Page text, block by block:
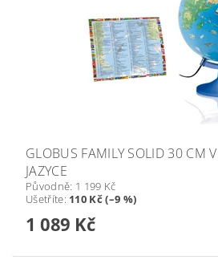
GLOBUS FAMILY SOLID 30 CM
JAZYCE
Původně: 1 199 Kč
Ušetříte: 110 Kč (–9 %)
1 089 Kč